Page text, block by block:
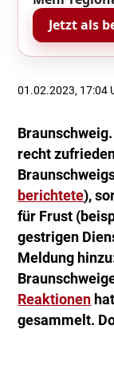
Jetzt als
01.02.2023, 17:04
recht
berichtete),
für Frust
gestrigen
Meldung
Reaktionen
gesammelt.